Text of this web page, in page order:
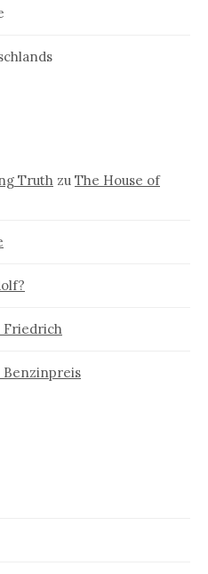
Truth zu The House of
Friedrich
Benzinpreis